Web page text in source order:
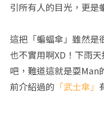
引所有人的目光，更是
這把「蝙蝠傘」雖然是
也不實用啊XD！下雨
吧，難道這就是耍Man
前介紹過的 「武士傘」